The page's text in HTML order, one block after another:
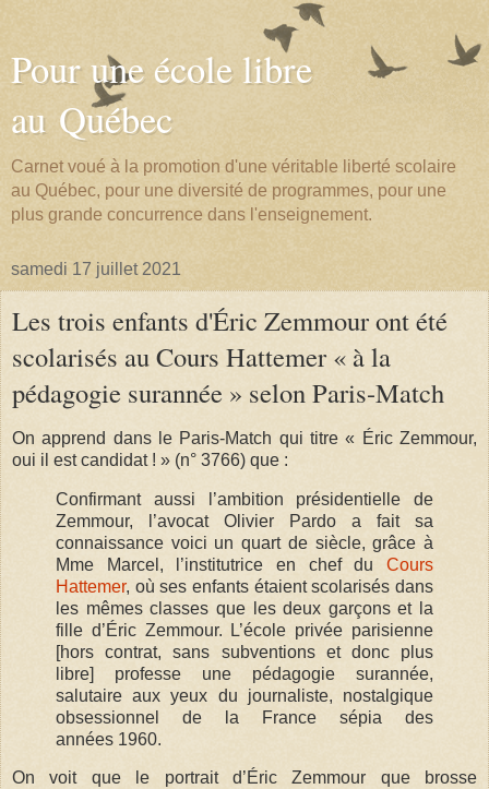
Pour une école libre
au Québec
Carnet voué à la promotion d'une véritable liberté scolaire
au Québec, pour une diversité de programmes, pour une
plus grande concurrence dans l'enseignement.
samedi 17 juillet 2021
Les trois enfants d'Éric Zemmour ont été
scolarisés au Cours Hattemer « à la
pédagogie surannée » selon Paris-Match
On apprend dans le Paris-Match qui titre « Éric Zemmour,
oui il est candidat ! » (n° 3766) que :
Confirmant aussi l’ambition présidentielle de
Zemmour, l’avocat Olivier Pardo a fait sa
connaissance voici un quart de siècle, grâce à
Mme Marcel, l’institutrice en chef du Cours
Hattemer, où ses enfants étaient scolarisés dans
les mêmes classes que les deux garçons et la
fille d’Éric Zemmour. L’école privée parisienne
[hors contrat, sans subventions et donc plus
libre] professe une pédagogie surannée,
salutaire aux yeux du journaliste, nostalgique
obsessionnel de la France sépia des
années 1960.
On voit que le portrait d’Éric Zemmour que brosse